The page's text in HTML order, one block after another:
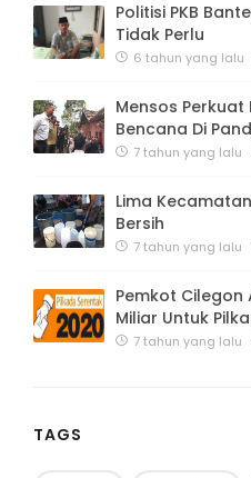
Politisi PKB
Tidak Perlu
6 tahun yang lalu
Mensos
Bencana Di
7 tahun yang lalu
Lima
Bersih
7 tahun yang lalu
Pemkot Cilegon
Miliar Untuk
7 tahun yang lalu
TAGS